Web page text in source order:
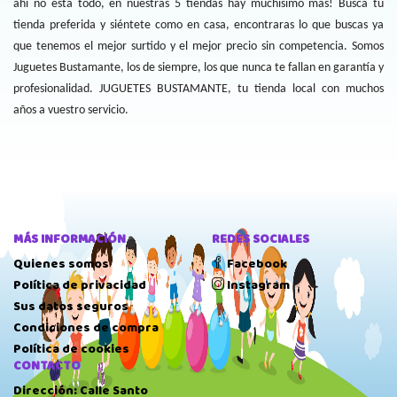
ahí no está todo, en nuestras 5 tiendas hay muchísimo mas! Busca tu
tienda preferida y siéntete como en casa, encontraras lo que buscas ya
que tenemos el mejor surtido y el mejor precio sin competencia. Somos
Juguetes Bustamante, los de siempre, los que nunca te fallan en garantía y
profesionalidad. JUGUETES BUSTAMANTE, tu tienda local con muchos
años a vuestro servicio.
MÁS INFORMACIÓN
Quienes somos
Política de privacidad
Sus datos seguros
Condiciones de compra
Política de cookies
REDES SOCIALES
Facebook
Instagram
CONTACTO
Dirección: Calle Santo